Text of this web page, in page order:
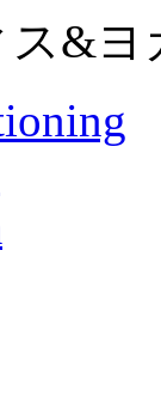
ス&ヨ